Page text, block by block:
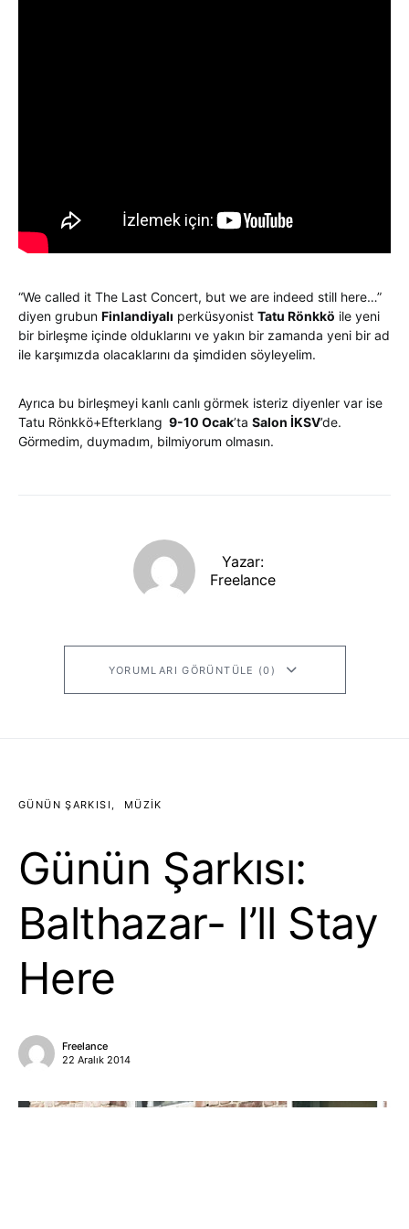
“We called it The Last Concert, but we are indeed still here…”
diyen grubun Finlandiyalı perküsyonist Tatu Rönkkö ile yeni
bir birleşme içinde olduklarını ve yakın bir zamanda yeni bir ad
ile karşımızda olacaklarını da şimdiden söyleyelim.
Ayrıca bu birleşmeyi kanlı canlı görmek isteriz diyenler var ise
Tatu Rönkkö+Efterklang 9-10 Ocak’ta Salon İKSV’de.
Görmedim, duymadım, bilmiyorum olmasın.
Yazar:
Freelance
YORUMLARI GÖRÜNTÜLE (0)
GÜNÜN ŞARKISI MÜZIK
Günün Şarkısı:
Balthazar- I’ll Stay
Here
Freelance
22 Aralık 2014